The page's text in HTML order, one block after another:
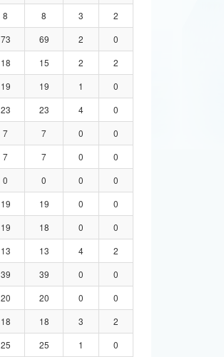
8 8 3
2
73 69 2
0
18 15 2
2
19 19 1
0
23 23 4
0
7 7 0
0
7 7 0
0
0 0 0
0
19 19 0
0
19 18 0
0
13 13 4
2
39 39 0
0
20 20 0
0
18 18 3
2
25 25 1
0